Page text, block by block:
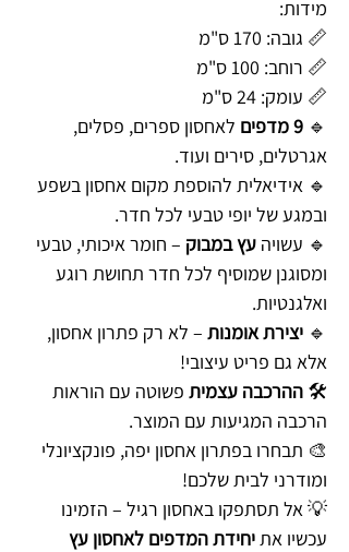
מידות:
📏 גובה: 170 ס"מ
📏 רוחב: 100 ס"מ
📏 עומק: 24 ס"מ
🔹 9 מדפים
לאחסון ספרים, פסלים,
אגרטלים, סירים ועוד.
🔹 אידיאלית להוספת מקום אחסון בשפע
ובמגע של יופי טבעי לכל חדר.
🔹 עשויה עץ במבוק – חומר איכותי, טבעי
ומסוגנן שמוסיף לכל חדר תחושת רוגע
ואלגנטיות.
🔹 יצירת אומנות – לא רק פתרון אחסון,
אלא גם פריט עיצובי!
🛠️ ההרכבה עצמית פשוטה עם הוראות
הרכבה המגיעות עם המוצר.
🎨 תבחרו בפתרון אחסון יפה, פונקציונלי
ומודרני לבית שלכם!
💡 אל תסתפקו באחסון רגיל – הזמינו
עכשיו אתיחידת המדפים לאחסון עץ